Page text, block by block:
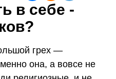
в себе -
грех —
она, а вовсе не